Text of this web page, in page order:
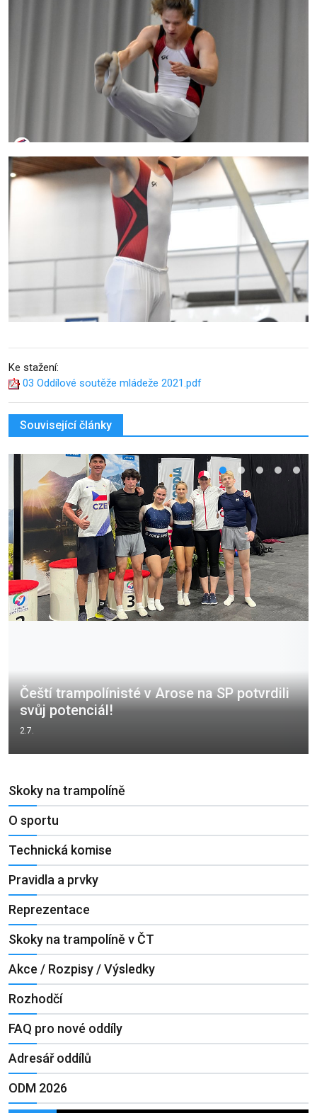
Ke stažení:
03 Oddílové soutěže mládeže 2021.pdf
Související články
Čeští trampolínisté v Arose na SP potvrdili
svůj potenciál!
2.7.
Skoky na trampolíně
O sportu
Technická komise
Pravidla a prvky
Reprezentace
Skoky na trampolíně v ČT
Akce / Rozpisy / Výsledky
Rozhodčí
FAQ pro nové oddíly
Adresář oddílů
ODM 2026